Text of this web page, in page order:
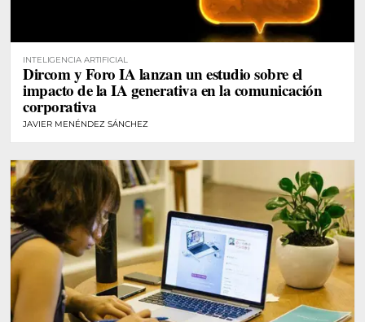
INTELIGENCIA ARTIFICIAL
Dircom y Foro IA lanzan un estudio sobre el
impacto de la IA generativa en la comunicación
corporativa
JAVIER MENÉNDEZ SÁNCHEZ